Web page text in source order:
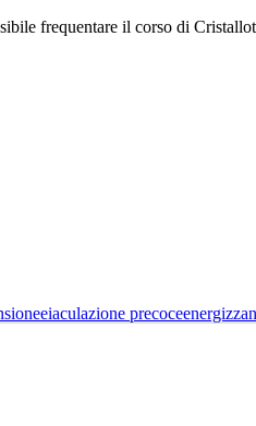
frequentare il corso di
eiaculazione precoce